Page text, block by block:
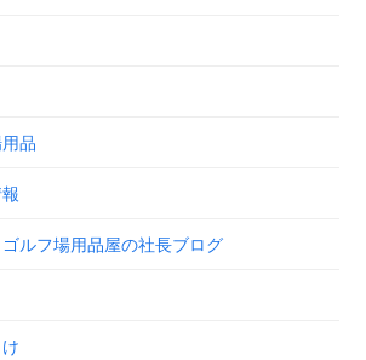
品
ルフ場用品屋の社長ブログ